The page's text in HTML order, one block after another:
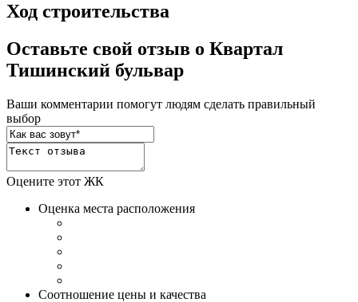
Ход строительства
Оставьте свой отзыв о Квартал
Тишинский бульвар
Ваши комментарии помогут людям сделать правильный
выбор
Оцените этот ЖК
Оценка места расположения
Соотношение цены и качества